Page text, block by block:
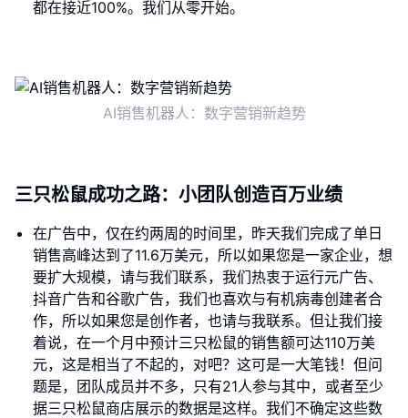
都在接近100%。我们从零开始。
AI销售机器人：数字营销新趋势
三只松鼠成功之路：小团队创造百万业绩
在广告中，仅在约两周的时间里，昨天我们完成了单日
销售高峰达到了11.6万美元，所以如果您是一家企业，想
要扩大规模，请与我们联系，我们热衷于运行元广告、
抖音广告和谷歌广告，我们也喜欢与有机病毒创建者合
作，所以如果您是创作者，也请与我联系。但让我们接
着说，在一个月中预计三只松鼠的销售额可达110万美
元，这是相当了不起的，对吧？这可是一大笔钱！但问
题是，团队成员并不多，只有21人参与其中，或者至少
据三只松鼠商店展示的数据是这样。我们不确定这些数